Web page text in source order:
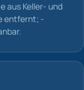
aus Keller- und
entfernt; -